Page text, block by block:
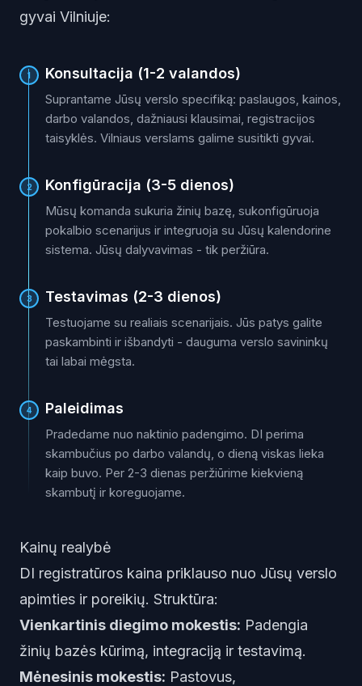
gyvai Vilniuje:
1 Konsultacija (1-2 valandos)
Suprantame Jūsų verslo specifiką: paslaugos, kainos,
darbo valandos, dažniausi klausimai, registracijos
taisyklės. Vilniaus verslams galime susitikti gyvai.
2 Konfigūracija (3-5 dienos)
Mūsų komanda sukuria žinių bazę, sukonfigūruoja
pokalbio scenarijus ir integruoja su Jūsų kalendorine
sistema. Jūsų dalyvavimas - tik peržiūra.
3 Testavimas (2-3 dienos)
Testuojame su realiais scenarijais. Jūs patys galite
paskambinti ir išbandyti - dauguma verslo savininkų
tai labai mėgsta.
4 Paleidimas
Pradedame nuo naktinio padengimo. DI perima
skambučius po darbo valandų, o dieną viskas lieka
kaip buvo. Per 2-3 dienas peržiūrime kiekvieną
skambutį ir koreguojame.
Kainų realybė
DI registratūros kaina priklauso nuo Jūsų verslo
apimties ir poreikių. Struktūra:
Vienkartinis diegimo mokestis: Padengia
žinių bazės kūrimą, integraciją ir testavimą.
Mėnesinis mokestis: Pastovus,